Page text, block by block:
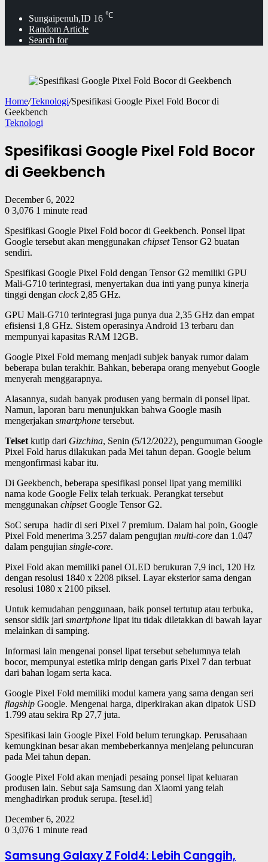
Sungaipenuh,ID 16 ℃
Random Article
Search for
Home/Teknologi/Spesifikasi Google Pixel Fold Bocor di
Geekbench
Teknologi
Spesifikasi Google Pixel Fold Bocor
di Geekbench
December 6, 2022
0 3,076 1 minute read
Spesifikasi Google Pixel Fold bocor di Geekbench. Ponsel lipat
Google tersebut akan menggunakan chipsetTensor G2 buatan
sendiri.
Spesifikasi Google Pixel Fold dengan Tensor G2 memiliki GPU
Mali-G710 terintegrasi, menyertakan dua inti yang punya kinerja
tinggi dengan clock2,85 GHz.
GPU Mali-G710 terintegrasi juga punya dua 2,35 GHz dan empat
efisiensi 1,8 GHz. Sistem operasinya Android 13 terbaru dan
mempunyai kapasitas RAM 12GB.
Google Pixel Fold memang menjadi subjek banyak rumor dalam
beberapa bulan terakhir. Bahkan, beberapa orang menyebut Google
menyerah menggarapnya.
Alasannya, sudah banyak produsen yang bermain di ponsel lipat.
Namun, laporan baru menunjukkan bahwa Google masih
mengerjakan smartphone tersebut.
Telset kutip dari Gizchina, Senin (5/12/2022), pengumuman Google
Pixel Fold harus dilakukan pada Mei tahun depan. Google belum
mengonfirmasi kabar itu.
Di Geekbench, beberapa spesifikasi ponsel lipat yang memiliki
nama kode Google Felix telah terkuak. Perangkat tersebut
menggunakan chipsetGoogle Tensor G2.
SoC serupa hadir di seri Pixel 7 premium. Dalam hal poin, Google
Pixel Fold menerima 3.257 dalam pengujian multi-core dan 1.047
dalam pengujian single-core.
Pixel Fold akan memiliki panel OLED berukuran 7,9 inci, 120 Hz
dengan resolusi 1840 x 2208 piksel. Layar eksterior sama dengan
resolusi 1080 x 2100 piksel.
Untuk kemudahan penggunaan, baik ponsel tertutup atau terbuka,
sensor sidik jari smartphone lipat itu tidak diletakkan di bawah layar
melainkan di samping.
Informasi lain mengenai ponsel lipat tersebut sebelumnya telah
bocor, mempunyai estetika mirip dengan garis Pixel 7 dan terbuat
dari bahan logam serta kaca.
Google Pixel Fold memiliki modul kamera yang sama dengan seri
flagship Google. Mengenai harga, diperkirakan akan dipatok USD
1.799 atau sekira Rp 27,7 juta.
Spesifikasi lain Google Pixel Fold belum terungkap. Perusahaan
kemungkinan besar akan membeberkannya menjelang peluncuran
pada Mei tahun depan.
Google Pixel Fold akan menjadi pesaing ponsel lipat keluaran
produsen lain. Sebut saja Samsung dan Xiaomi yang telah
menghadirkan produk serupa. [tesel.id]
December 6, 2022
0 3,076 1 minute read
Samsung Galaxy Z Fold4: Lebih Canggih,